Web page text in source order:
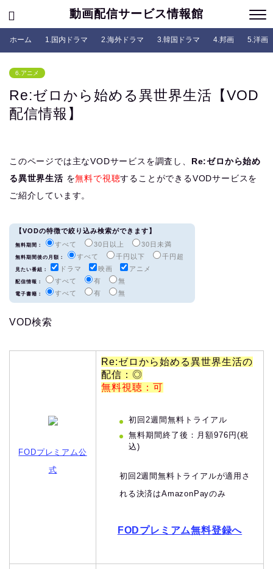
動画配信サービス情報館
ホーム 1.国内ドラマ 2.海外ドラマ 3.韓国ドラマ 4.邦画 5.洋画
6.アニメ
Re:ゼロから始める異世界生活【VOD
配信情報】
このページでは主なVODサービスを調査し、 Re:ゼロから始め
る異世界生活 を無料で視聴することができるVODサービスを
ご紹介しています。
【VODの特徴で絞り込み検索ができます】
無料期間： すべて 30日以上 30日未満
無料期間後の月額： すべて 千円以下 千円超
見たい番組： ドラマ 映画 アニメ
配信情報： すべて 有 無
電子書籍： すべて 有 無
VOD検索
FODプレミアム公
式
Re:ゼロから始める異世界生活の
配信：◎
無料視聴：可
初回2週間無料トライアル
無料期間終了後：月額976円(税
込)
初回2週間無料トライアルが適用さ
れる決済はAmazonPayのみ
FODプレミアム無料登録へ